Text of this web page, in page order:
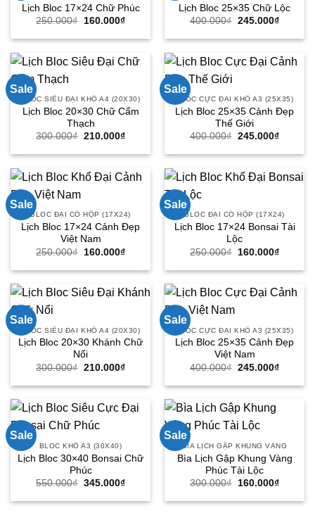
Lịch Bloc 17×24 Chữ Phúc
250.000₫
Giá
là:
160.000₫Giá
tại
160.000₫.
Lịch Bloc 25×35 Chữ Lộc
400.000₫ Giá
là:
245.000₫Giá
tại
Sale
BLOC SIÊU ĐẠI KHỔ A4 (20X30)
Lịch Bloc 20×30 Chữ Cẩm
Thạch
300.000₫ Giá
là:
210.000₫Giá
tại
210.000₫.
Sale
BLOC CỰC ĐẠI KHỔ A3 (25X35)
Lịch Bloc 25×35 Cảnh Đẹp
Thế Giới
400.000₫ Giá
là:
245.000₫Giá
tại
Sale
BLOC ĐẠI CÓ HỘP (17X24)
Lịch Bloc 17×24 Cảnh Đẹp
Việt Nam
250.000₫
Giá
là:
160.000₫Giá
tại
160.000₫.
Sale
BLOC ĐẠI CÓ HỘP (17X24)
Lịch Bloc 17×24 Bonsai Tài
Lộc
250.000₫
Giá
là:
160.000₫Giá
tại
Sale
BLOC SIÊU ĐẠI KHỔ A4 (20X30)
Lịch Bloc 20×30 Khánh Chữ
Nổi
300.000₫ Giá
là:
210.000₫Giá
tại
210.000₫.
Sale
BLOC CỰC ĐẠI KHỔ A3 (25X35)
Lịch Bloc 25×35 Cảnh Đẹp
Việt Nam
400.000₫ Giá
là:
245.000₫Giá
tại
Sale
BLOC KHỔ A3 (30X40)
Lịch Bloc 30×40 Bonsai Chữ
Phúc
550.000₫ Giá
là:
345.000₫Giá
tại
Sale
BÌA LỊCH GẬP KHUNG VÀNG
Bìa Lịch Gập Khung Vàng
Phúc Tài Lộc
300.000₫
Giá
là:
160.000₫Giá
tại